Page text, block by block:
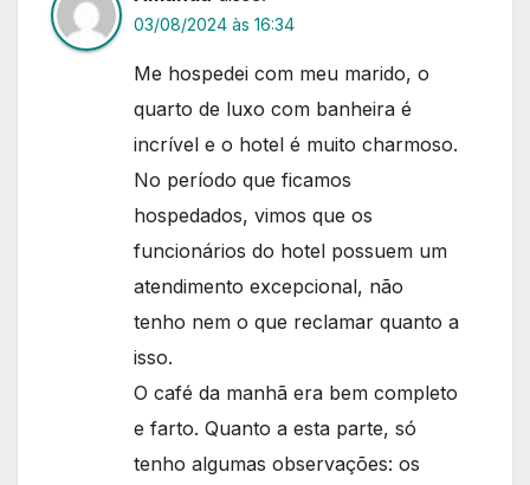
03/08/2024 às 16:34
Me hospedei com meu marido, o
quarto de luxo com banheira é
incrível e o hotel é muito charmoso.
No período que ficamos
hospedados, vimos que os
funcionários do hotel possuem um
atendimento excepcional, não
tenho nem o que reclamar quanto a
isso.
O café da manhã era bem completo
e farto. Quanto a esta parte, só
tenho algumas observações: os